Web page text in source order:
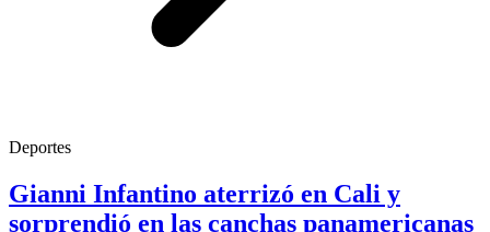
Deportes
Gianni Infantino aterrizó en Cali y
sorprendió en las canchas panamericanas